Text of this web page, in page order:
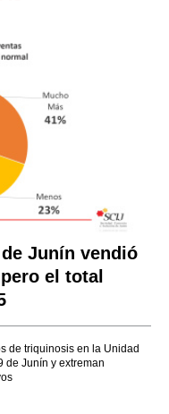
Junín vendió
el total
de triquinosis en la Unidad
de Junín y extreman